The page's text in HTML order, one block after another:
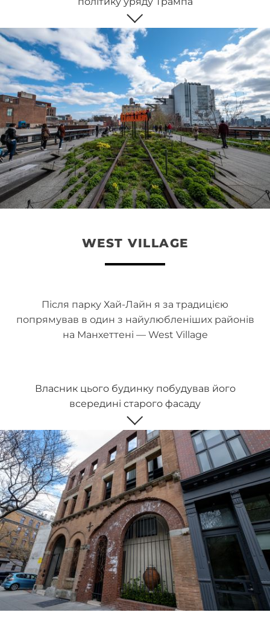
WEST VILLAGE
Після парку Хай-Лайн я за традицією
попрямував в один з найулюбленіших районів
на Манхеттені — West Village
Власник цього будинку побудував його
всередині старого фасаду